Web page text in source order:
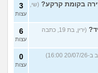
בקומת קרקע? (שי,
3
עצות
(ירין, בת 19, כתבה
6
עצות
0
עצות